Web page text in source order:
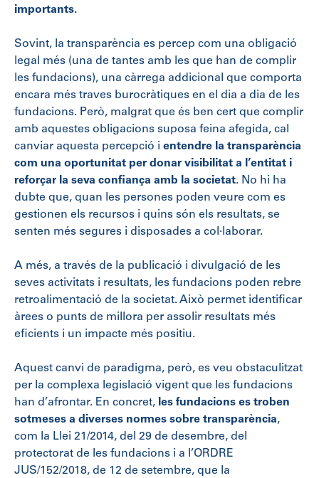
importants.
Sovint, la transparència es percep com una obligació
legal més (una de tantes amb les que han de complir
les fundacions), una càrrega addicional que comporta
encara més traves burocràtiques en el dia a dia de les
fundacions. Però, malgrat que és ben cert que complir
amb aquestes obligacions suposa feina afegida, cal
canviar aquesta percepció i entendre la transparència
com una oportunitat per donar visibilitat a l’entitat i
reforçar la seva confiança amb la societat. No hi ha
dubte que, quan les persones poden veure com es
gestionen els recursos i quins són els resultats, se
senten més segures i disposades a col·laborar.
A més, a través de la publicació i divulgació de les
seves activitats i resultats, les fundacions poden rebre
retroalimentació de la societat. Això permet identificar
àrees o punts de millora per assolir resultats més
eficients i un impacte més positiu.
Aquest canvi de paradigma, però, es veu obstaculitzat
per la complexa legislació vigent que les fundacions
han d’afrontar. En concret, les fundacions es troben
sotmeses a diverses normes sobre transparència,
com la Llei 21/2014, del 29 de desembre, del
protectorat de les fundacions i a l’ORDRE
JUS/152/2018, de 12 de setembre, que la